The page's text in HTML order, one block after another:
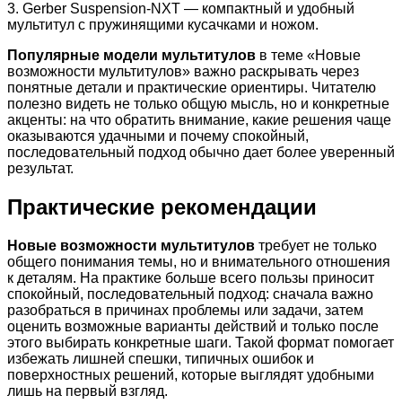
3. Gerber Suspension-NXT — компактный и удобный
мультитул с пружинящими кусачками и ножом.
Популярные модели мультитулов в теме «Новые
возможности мультитулов» важно раскрывать через
понятные детали и практические ориентиры. Читателю
полезно видеть не только общую мысль, но и конкретные
акценты: на что обратить внимание, какие решения чаще
оказываются удачными и почему спокойный,
последовательный подход обычно дает более уверенный
результат.
Практические рекомендации
Новые возможности мультитулов требует не только
общего понимания темы, но и внимательного отношения
к деталям. На практике больше всего пользы приносит
спокойный, последовательный подход: сначала важно
разобраться в причинах проблемы или задачи, затем
оценить возможные варианты действий и только после
этого выбирать конкретные шаги. Такой формат помогает
избежать лишней спешки, типичных ошибок и
поверхностных решений, которые выглядят удобными
лишь на первый взгляд.